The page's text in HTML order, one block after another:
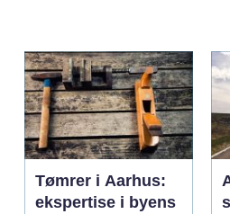
Tømrer i Aarhus:
ekspertise i byens